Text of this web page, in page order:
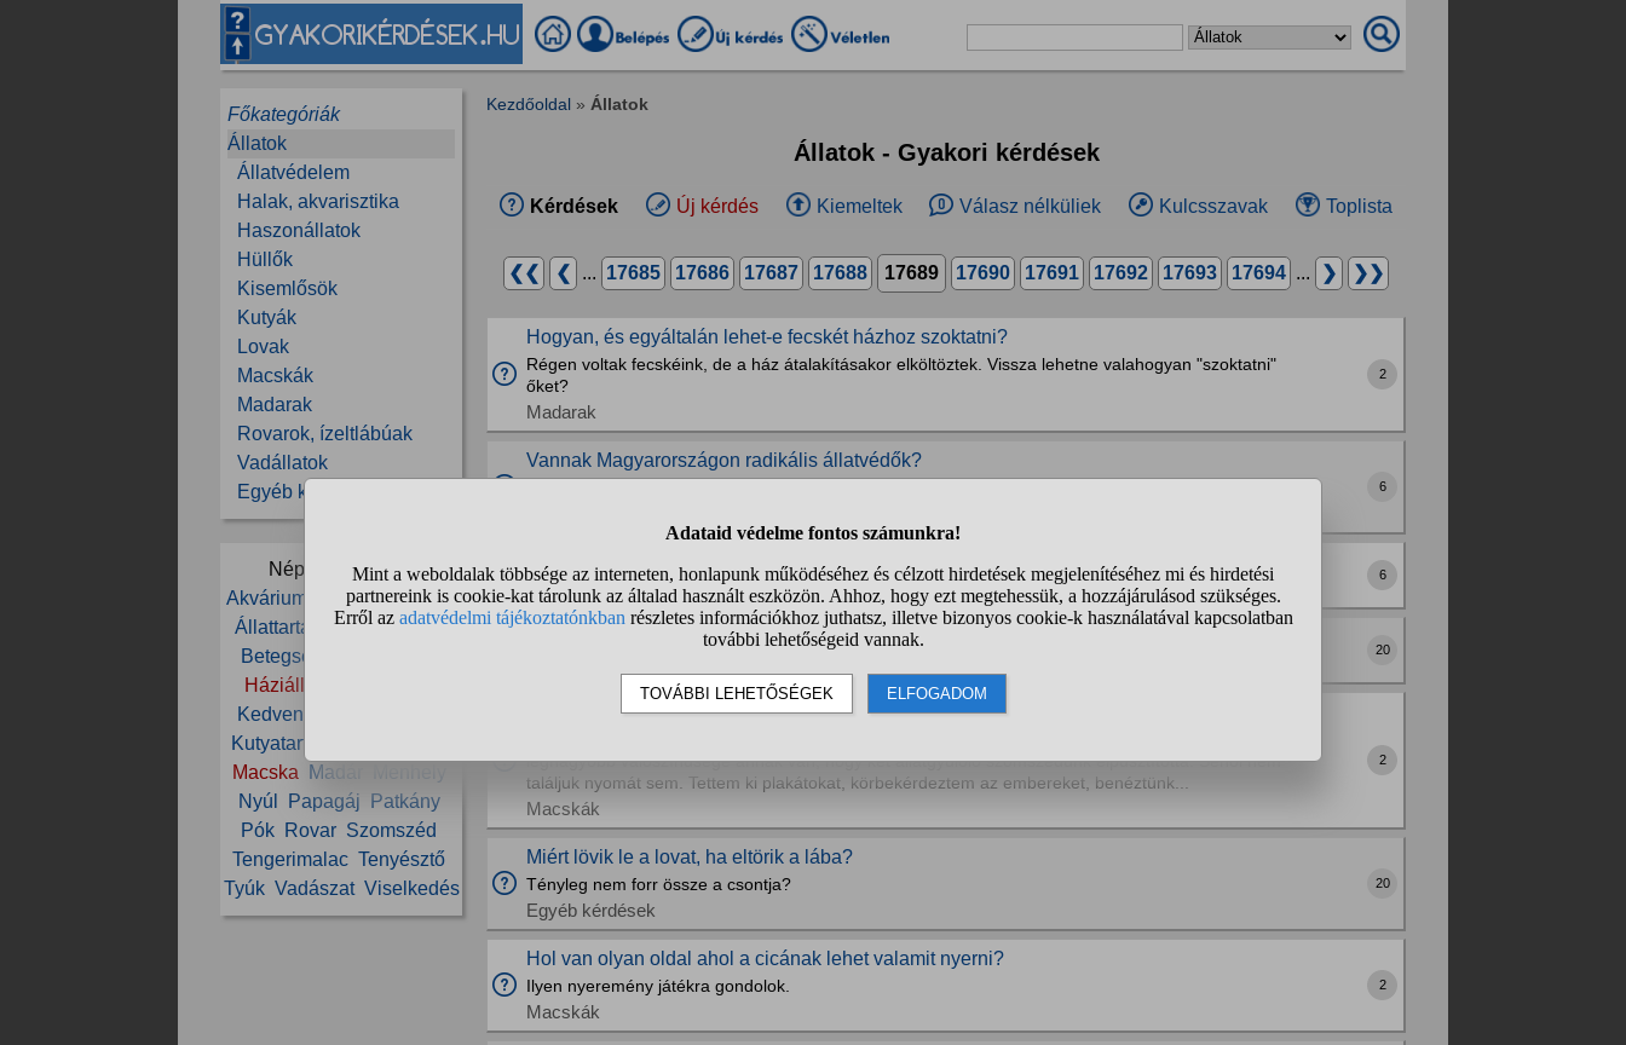
Főkategóriák
Állatok
Állatvédelem
Halak, akvarisztika
Haszonállatok
Hüllők
Kisemlősök
Kutyák
Lovak
Macskák
Madarak
Rovarok, ízeltlábúak
Vadállatok
Egyéb kérdések
Népszerű témák:
Akvárium
Állat Állatorvos
Állattartás
Állatvédelem
Betegség
Háziállat
Kedvenc
Kutyatartás
Macska
Madár
Nyúl
Papagáj
Patkány
Pók Rovar Szomszéd
Tengerimalac Tenyésztő
Tyúk Vadászat Viselkedés
Kezdőoldal » Állatok
Állatok - Gyakori kérdések
Kérdések Új kérdés Kiemeltek Válasz nélküliek Kulcsszavak Toplista
❮❮ ❮ ... 17685 17686 17687 17688 17689 17690 17691 17692 17693 17694 ... ❯ ❯❯
Hogyan, és egyáltalán lehet-e fecskét házhoz szoktatni?
Régen voltak fecskéink, de a ház átalakításakor elköltöztek. Vissza lehetne valahogyan "szoktatni"
őket?
Madarak
2
Vannak Magyarországon radikális állatvédők?
6
Lehet westie fajtájú kutyát tartani 50 négyzetméteren?
Kutyák
6
Meddig él egy jól táplált dzsungáriai törpehörcsög?
20
Hogyan találhatnám meg eltűnt cicámat?
legnagyobb valószínűsége annak van, hogy két állatgyűlölő szomszédunk elpusztította. Sehol nem
találjuk nyomát sem. Tettem ki plakátokat, körbekérdeztem az embereket, benéztünk...
Macskák
2
Miért lövik le a lovat, ha eltörik a lába?
Tényleg nem forr össze a csontja?
Egyéb kérdések
20
Hol van olyan oldal ahol a cicának lehet valamit nyerni?
Ilyen nyeremény játékra gondolok.
Macskák
2